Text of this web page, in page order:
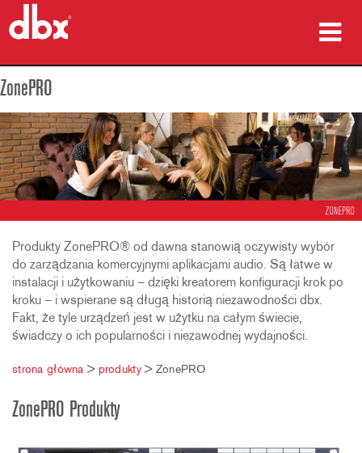
produkty
Studia przypadków
gdzie kupić
szkolenia
Język/Region
ZonePRO
Produkty ZonePRO® od dawna stanowią oczywisty wybór
do zarządzania komercyjnymi aplikacjami audio. Są łatwe w
instalacji i użytkowaniu – dzięki kreatorem konfiguracji krok po
kroku – i wspierane są długą historią niezawodności dbx.
Fakt, że tyle urządzeń jest w użytku na całym świecie,
świadczy o ich popularności i niezawodnej wydajności.
strona główna > produkty> ZonePRO
ZonePRO Produkty